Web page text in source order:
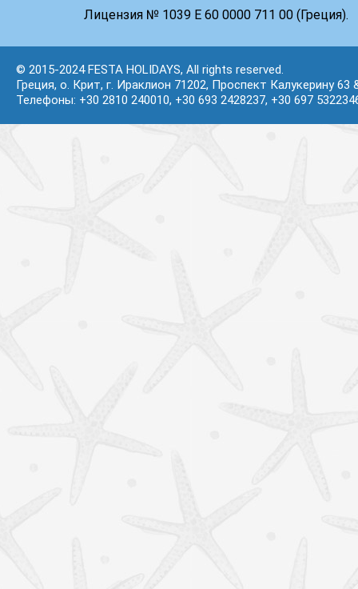
Лицензия № 1039 Е 60 0000 711 00 (Греция).
© 2015-2024 FESTA HOLIDAYS, All rights reserved.
Греция, о. Крит, г. Ираклион 71202, Проспект Калукерину 63
Телефоны: +30 2810 240010, +30 693 2428237, +30 697